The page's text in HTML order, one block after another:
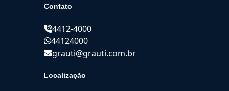
Contato
4412-4000
44124000
grauti@grauti.com.br
Localização